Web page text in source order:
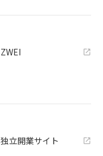
ZWEI
独立開業サイト